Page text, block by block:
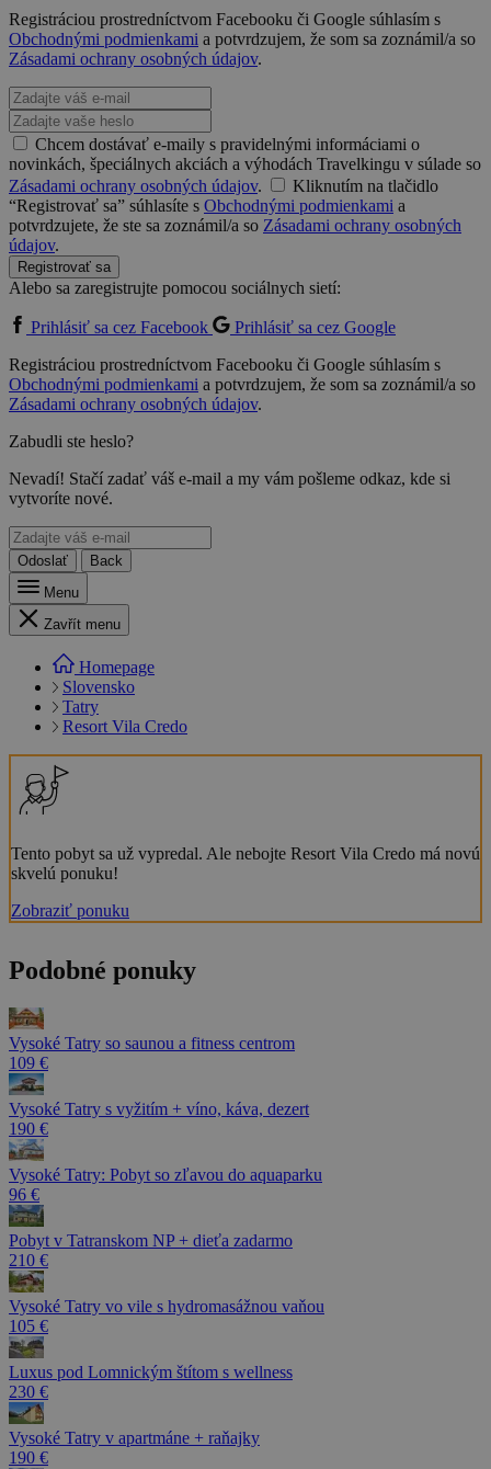
Registráciou prostredníctvom Facebooku či Google súhlasím s
Obchodnými podmienkami a potvrdzujem, že som sa zoznámil/a so
Zásadami ochrany osobných údajov.
Chcem dostávať e-maily s pravidelnými informáciami o
novinkách, špeciálnych akciách a výhodách Travelkingu v súlade so
Zásadami ochrany osobných údajov.
Kliknutím na tlačidlo
“Registrovať sa” súhlasíte s Obchodnými podmienkami a
potvrdzujete, že ste sa zoznámil/a so Zásadami ochrany osobných
údajov.
Registrovať sa
Alebo sa zaregistrujte pomocou sociálnych sietí:
Prihlásiť sa cez Facebook
Prihlásiť sa cez Google
Registráciou prostredníctvom Facebooku či Google súhlasím s
Obchodnými podmienkami a potvrdzujem, že som sa zoznámil/a so
Zásadami ochrany osobných údajov.
Zabudli ste heslo?
Nevadí! Stačí zadať váš e-mail a my vám pošleme odkaz, kde si
vytvoríte nové.
Odoslať
Back
Menu
Zavřít menu
Homepage
Slovensko
Tatry
Resort Vila Credo
Tento pobyt sa už vypredal. Ale nebojte Resort Vila Credo má novú
skvelú ponuku!
Zobraziť ponuku
Podobné ponuky
Vysoké Tatry so saunou a fitness centrom
109 €
Vysoké Tatry s vyžitím + víno, káva, dezert
190 €
Vysoké Tatry: Pobyt so zľavou do aquaparku
96 €
Pobyt v Tatranskom NP + dieťa zadarmo
210 €
Vysoké Tatry vo vile s hydromasážnou vaňou
105 €
Luxus pod Lomnickým štítom s wellness
230 €
Vysoké Tatry v apartmáne + raňajky
190 €